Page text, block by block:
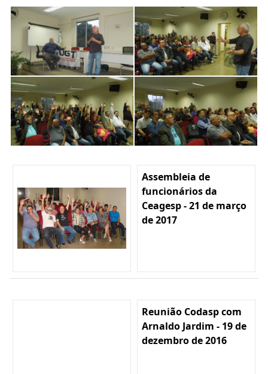
Assembleia de
funcionários da
Ceagesp - 21 de março
de 2017
Reunião Codasp com
Arnaldo Jardim - 19 de
dezembro de 2016